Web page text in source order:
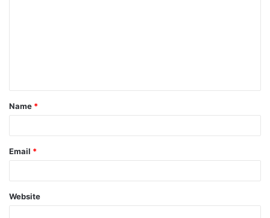
Name *
Email *
Website